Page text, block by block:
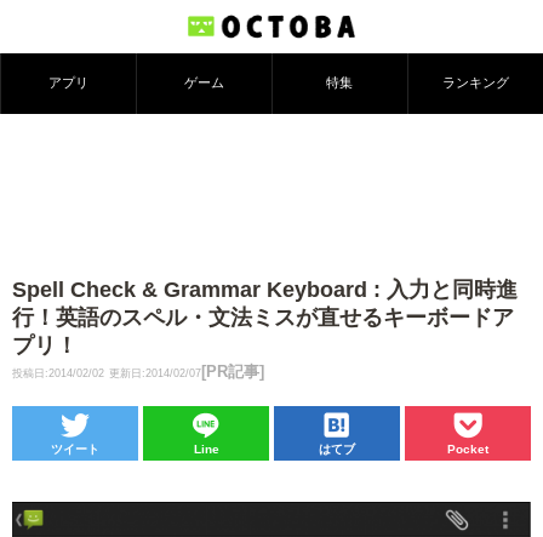
アプリ ゲーム 特集 ランキング
Spell Check & Grammar Keyboard : 入力と同時進
行！英語のスペル・文法ミスが直せるキーボードア
プリ！
投稿日:2014/02/02 更新日:2014/02/07 [PR記事]
ツイート Line はてブ Pocket